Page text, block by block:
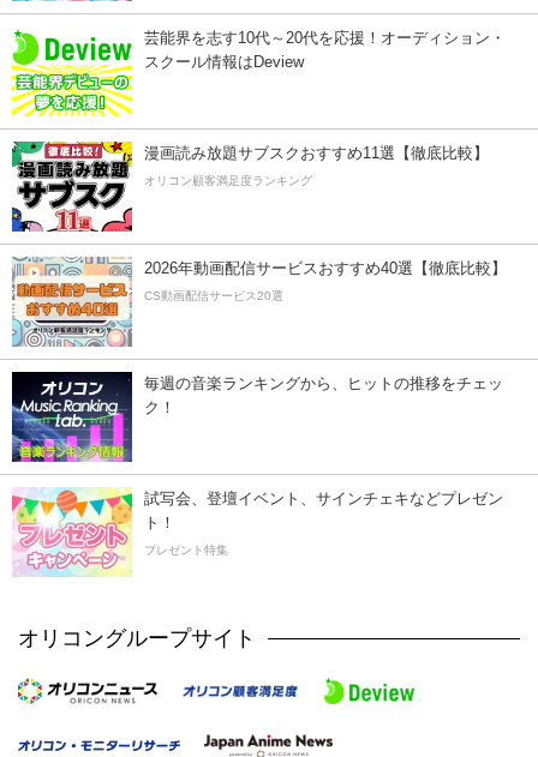
芸能界を志す10代～20代を応援！オーディション・
スクール情報はDeview
漫画読み放題サブスクおすすめ11選【徹底比較】
オリコン顧客満足度ランキング
2026年動画配信サービスおすすめ40選【徹底比較】
CS動画配信サービス20選
毎週の音楽ランキングから、ヒットの推移をチェッ
ク！
試写会、登壇イベント、サインチェキなどプレゼン
ト！
プレゼント特集
オリコングループサイト